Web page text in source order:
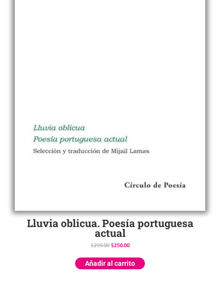
Lluvia oblicua. Poesía portuguesa
actual
$299.00 $250.00
Añadir al carrito